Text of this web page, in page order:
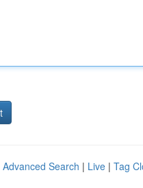
Advanced Search | Live | Tag